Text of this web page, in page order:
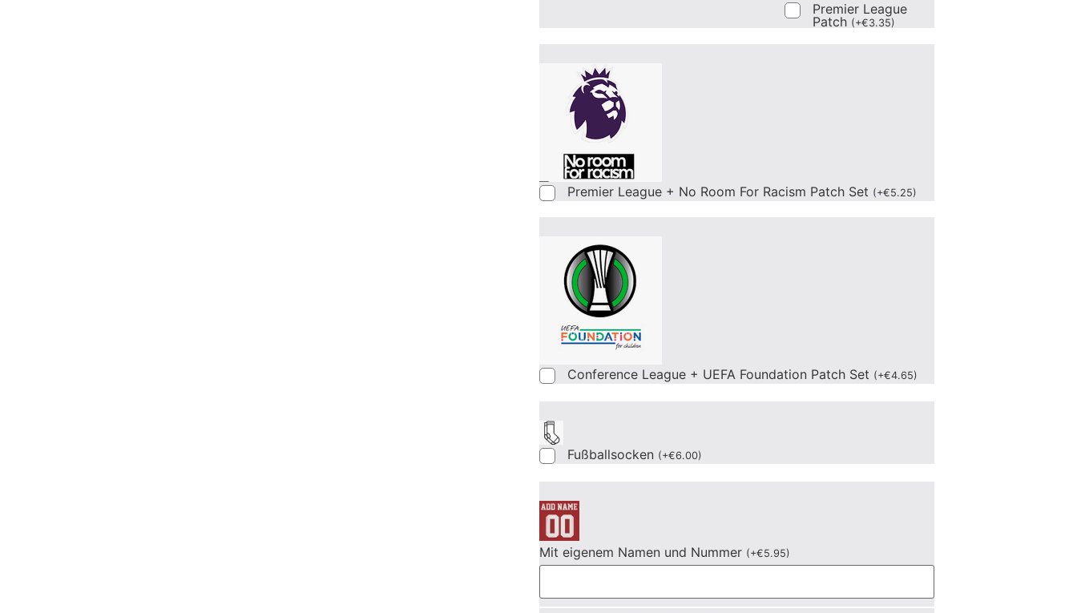
Premier League
Patch (+€3.35)
Premier League + No Room For Racism Patch Set (+€5.25)
Conference League + UEFA Foundation Patch Set (+€4.65)
Fußballsocken (+€6.00)
Mit eigenem Namen und Nummer (+€5.95)